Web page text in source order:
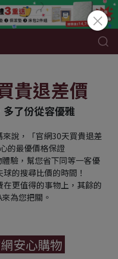
貴退差價
了份從容優雅
說，「官網30天買貴退差
的最優價格保證
驗，幫您省下同等一客優
的搜尋比價的時間！
更值得的事物上，其餘的
為您把關。
安心購物